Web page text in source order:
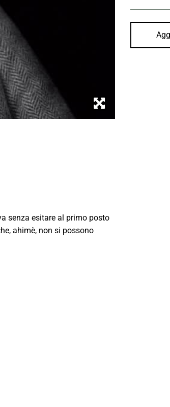
senza esitare al primo posto
ahimè, non si possono